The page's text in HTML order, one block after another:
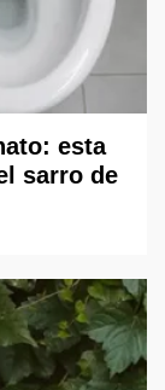
esta
sarro de